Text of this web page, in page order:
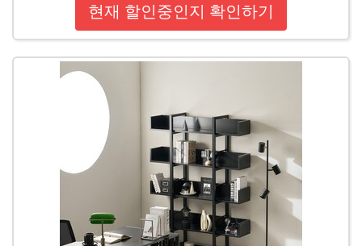
현재 할인중인지 확인하기